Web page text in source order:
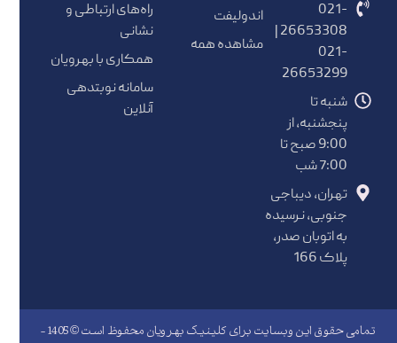
021-
021-
26653299
شنبه تا
پنجشنبه، از
9:00 صبح تا
7:00 شب
تهران، دیباجی
جنوبی، نرسیده
به اتوبان صدر،
پلاک 166
اندولیفت
مشاهده همه
راه‌های ارتباطی و
نشانی
همکاری با بهرویان
سامانه نوبتدهی
آنلاین
تمامی حقوق این وبسایت برای کلینیک بهرویان محفوظ است © 1405 -